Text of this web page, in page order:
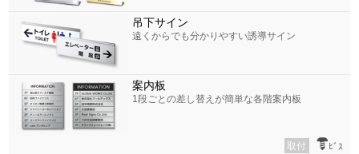
吊下サイン
遠くからでも分かりやすい誘導サイン
案内板
1段ごとの差し替えが簡単な各階案内板
取付 ﾋﾞｽ